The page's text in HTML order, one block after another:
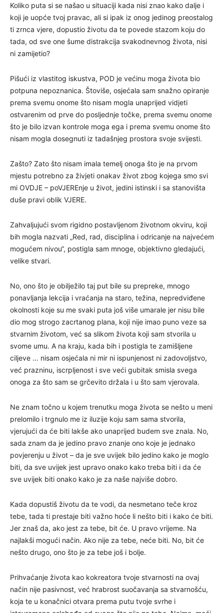
Koliko puta si se našao u situaciji kada nisi znao kako dalje i
koji je uopće tvoj pravac, ali si ipak iz onog jedinog preostalog
ti zrnca vjere, dopustio životu da te povede stazom koju do
tada, od sve one šume distrakcija svakodnevnog života, nisi
ni zamijetio?
Pišući iz vlastitog iskustva, POD je većinu moga života bio
potpuna nepoznanica. Štoviše, osjećala sam snažno opiranje
prema svemu onome što nisam mogla unaprijed vidjeti
ostvarenim od prve do posljednje točke, prema svemu onome
što je bilo izvan kontrole moga ega i prema svemu onome što
nisam mogla dosegnuti iz tadašnjeg prostora svoje svijesti.
Zašto? Zato što nisam imala temelj onoga što je na prvom
mjestu potrebno za živjeti onakav život zbog kojega smo svi
mi OVDJE – poVJEREnje u život, jedini istinski i sa stanovišta
duše pravi oblik VJERE.
Zahvaljujući svom rigidno postavljenom životnom okviru, koji
bih mogla nazvati „Red, rad, disciplina i odricanje na najvećem
mogućem nivou“, postigla sam mnoge, objektivno gledajući,
velike stvari.
No, ono što je obilježilo taj put bile su prepreke, mnogo
ponavljanja lekcija i vraćanja na staro, težina, nepredviđene
okolnosti koje su me svaki puta još više umarale jer nisu bile
dio mog strogo zacrtanog plana, koji nije imao puno veze sa
stvarnim životom, već sa slikom života koji sam stvorila u
svome umu. A na kraju, kada bih i postigla te zamišljene
ciljeve … nisam osjećala ni mir ni ispunjenost ni zadovoljstvo,
već prazninu, iscrpljenost i sve veći gubitak smisla svega
onoga za što sam se grčevito držala i u što sam vjerovala.
Ne znam točno u kojem trenutku moga života se nešto u meni
prelomilo i trgnulo me iz iluzije koju sam sama stvorila,
vjerujući da će biti lakše ako unaprijed budem sve znala. No,
sada znam da je jedino pravo znanje ono koje je jednako
povjerenju u život – da je sve uvijek bilo jedino kako je moglo
biti, da sve uvijek jest upravo onako kako treba biti i da će
sve uvijek biti onako kako je za naše najviše dobro.
Kada dopustiš životu da te vodi, da nesmetano teče kroz
tebe, tada ti prestaje biti važno hoće li nešto biti i kako će biti.
Jer znaš da, ako jest za tebe, bit će. U pravo vrijeme. Na
najlakši mogući način. Ako nije za tebe, neće biti. No, bit će
nešto drugo, ono što je za tebe još i bolje.
Prihvaćanje života kao kokreatora tvoje stvarnosti na ovaj
način nije pasivnost, već hrabrost suočavanja sa stvarnošću,
koja te u konačnici otvara prema putu tvoje svrhe i